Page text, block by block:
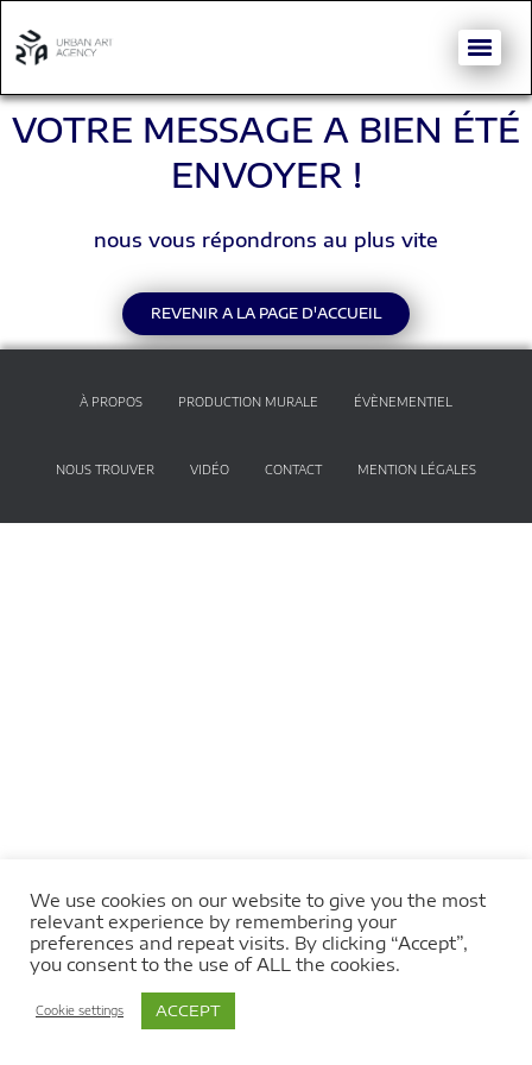
VOTRE MESSAGE A BIEN ÉTÉ
ENVOYER !
nous vous répondrons au plus vite
REVENIR A LA PAGE D'ACCUEIL
À PROPOS PRODUCTION MURALE ÉVÈNEMENTIEL
NOUS TROUVER VIDÉO CONTACT MENTION LÉGALES
We use cookies on our website to give you the most
relevant experience by remembering your
preferences and repeat visits. By clicking “Accept”,
you consent to the use of ALL the cookies.
Cookie settings ACCEPT
Nous utilisons des cookies pour vous offrir la meilleure
expérience sur notre site.
Vous pouvez personnaliser vos paramètres de cookies
Paramètres